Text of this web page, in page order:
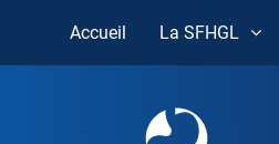
Skip
Accueil La SFHGL